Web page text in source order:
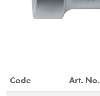
Code Art. No.